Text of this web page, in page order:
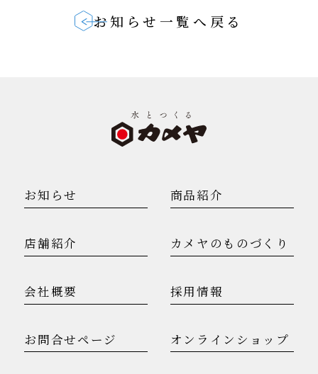
お知らせ一覧へ戻る
お知らせ 商品紹介
店舗紹介 カメヤのものづくり
会社概要 採用情報
お問合せページ オンラインショップ